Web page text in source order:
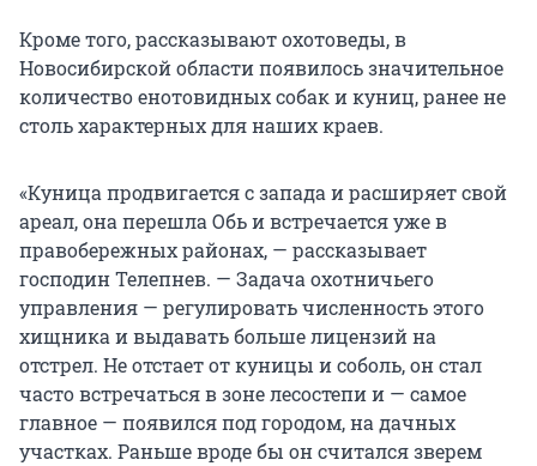
Кроме того, рассказывают охотоведы, в
Новосибирской области появилось значительное
количество енотовидных собак и куниц, ранее не
столь характерных для наших краев.
«Куница продвигается с запада и расширяет свой
ареал, она перешла Обь и встречается уже в
правобережных районах, — рассказывает
господин Телепнев. — Задача охотничьего
управления — регулировать численность этого
хищника и выдавать больше лицензий на
отстрел. Не отстает от куницы и соболь, он стал
часто встречаться в зоне лесостепи и — самое
главное — появился под городом, на дачных
участках. Раньше вроде бы он считался зверем